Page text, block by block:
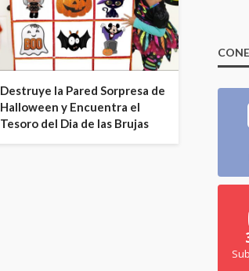
Destruye la Pared Sorpresa de
Halloween y Encuentra el
Tesoro del Dia de las Brujas